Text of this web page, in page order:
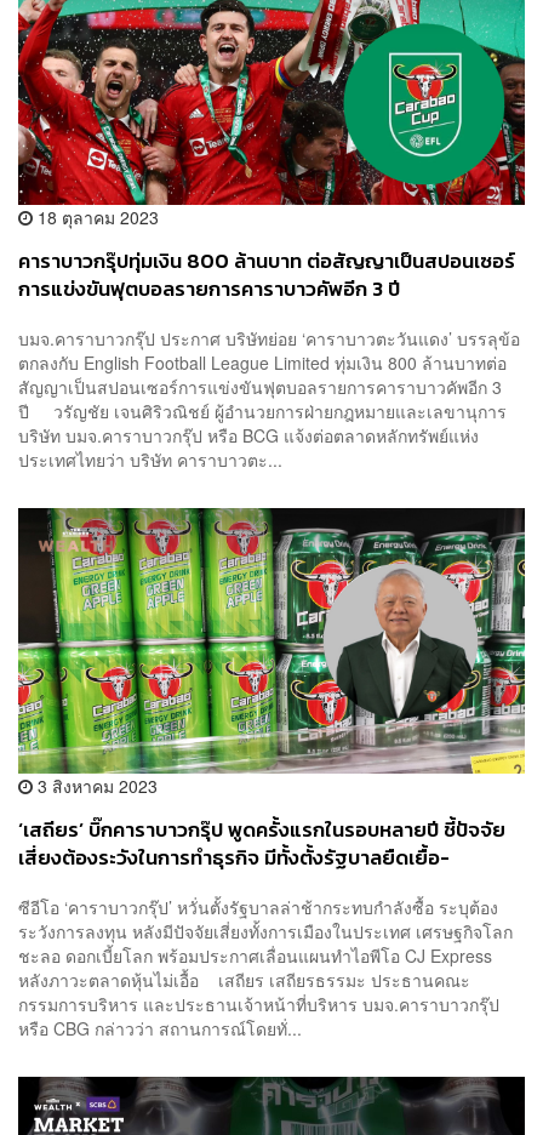
18 ตุลาคม 2023
คาราบาวกรุ๊ปทุ่มเงิน 800 ล้านบาท ต่อสัญญาเป็นสปอนเซอร์
การแข่งขันฟุตบอลรายการคาราบาวคัพอีก 3 ปี
บมจ.คาราบาวกรุ๊ป ประกาศ บริษัทย่อย ‘คาราบาวตะวันแดง’ บรรลุข้อ
ตกลงกับ English Football League Limited ทุ่มเงิน 800 ล้านบาทต่อ
สัญญาเป็นสปอนเซอร์การแข่งขันฟุตบอลรายการคาราบาวคัพอีก 3
ปี วรัญชัย เจนศิริวณิชย์ ผู้อำนวยการฝ่ายกฎหมายและเลขานุการ
บริษัท บมจ.คาราบาวกรุ๊ป หรือ BCG แจ้งต่อตลาดหลักทรัพย์แห่ง
ประเทศไทยว่า บริษัท คาราบาวตะ...
3 สิงหาคม 2023
‘เสถียร’ บิ๊กคาราบาวกรุ๊ป พูดครั้งแรกในรอบหลายปี ชี้ปัจจัย
เสี่ยงต้องระวังในการทำธุรกิจ มีทั้งตั้งรัฐบาลยืดเยื้อ-
ซีอีโอ ‘คาราบาวกรุ๊ป’ หวั่นตั้งรัฐบาลล่าช้ากระทบกำลังซื้อ ระบุต้อง
ระวังการลงทุน หลังมีปัจจัยเสี่ยงทั้งการเมืองในประเทศ เศรษฐกิจโลก
ชะลอ ดอกเบี้ยโลก พร้อมประกาศเลื่อนแผนทำไอพีโอ CJ Express
หลังภาวะตลาดหุ้นไม่เอื้อ เสถียร เสถียรธรรมะ ประธานคณะ
กรรมการบริหาร และประธานเจ้าหน้าที่บริหาร บมจ.คาราบาวกรุ๊ป
หรือ CBG กล่าวว่า สถานการณ์โดยทั่...